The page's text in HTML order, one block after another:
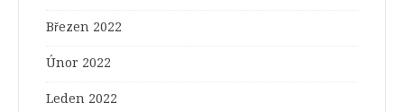
Březen 2022
Únor 2022
Leden 2022